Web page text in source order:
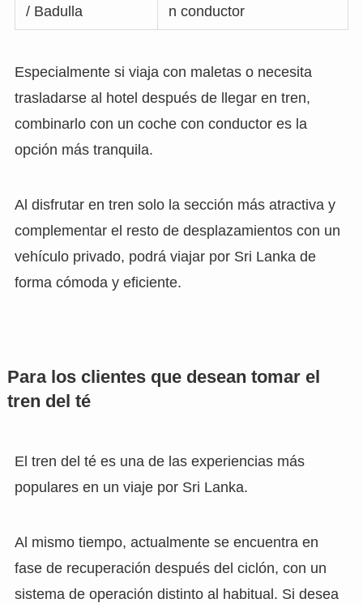
/ Badulla
n conductor
Especialmente si viaja con maletas o necesita
trasladarse al hotel después de llegar en tren,
combinarlo con un coche con conductor es la
opción más tranquila.
Al disfrutar en tren solo la sección más atractiva y
complementar el resto de desplazamientos con un
vehículo privado, podrá viajar por Sri Lanka de
forma cómoda y eficiente.
Para los clientes que desean tomar el
tren del té
El tren del té es una de las experiencias más
populares en un viaje por Sri Lanka.
Al mismo tiempo, actualmente se encuentra en
fase de recuperación después del ciclón, con un
sistema de operación distinto al habitual. Si desea